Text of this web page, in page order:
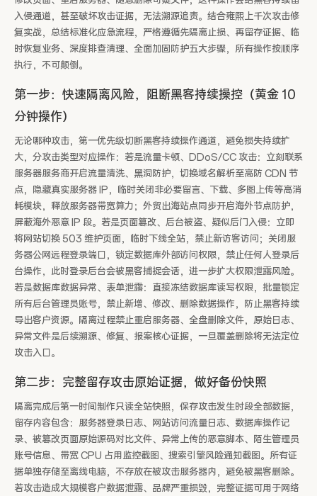
入侵通道，甚至破坏攻击证据，无法溯源追责。结合雍熙上千次攻击修
复实战，总结标准化应急流程，严格遵循先隔离止损、再留存证据、临
时恢复业务、深度排查清理、全面加固防护五大步骤，所有操作按顺序
执行，不可颠倒。
第一步：快速隔离风险，阻断黑客持续操控（黄金 10
分钟操作）
无论哪种攻击，第一优先级切断黑客持续操作通道，避免损失持续扩
大，分攻击类型对应操作：若是流量卡顿、DDoS/CC 攻击：立刻联系
服务器服务商开启流量清洗、黑洞防护，切换域名解析至高防 CDN 节
点，隐藏真实服务器 IP，临时关闭非必要留言、下载、多图上传等高消
耗模块，释放服务器带宽算力；外贸出海站点同步开启海外节点防护，
屏蔽海外恶意 IP 段。若是页面篡改、后台被盗、疑似后门入侵：立即
将网站切换 503 维护页面，临时下线全站，禁止新访客访问；关闭服
务器公网远程登录端口，锁定数据库外部访问权限，禁止任何人登录后
台操作，此时登录后台会被黑客捕捉会话，进一步扩大权限泄露风险。
若是数据库数据异常、表单泄露：直接冻结数据库读写权限，批量锁定
所有后台管理员账号，禁止新增、修改、删除数据操作，防止黑客持续
导出客户资源。隔离过程禁止重启服务器、全盘删除文件，原始日志、
异常文件是后续溯源、修复、报案核心证据，一旦覆盖删除将无法定位
攻击入口。
第二步：完整留存攻击原始证据，做好备份快照
隔离完成后第一时间制作只读全站快照，保存攻击发生时段全部数据，
留存内容包含：服务器登录日志、网站访问流量日志、数据库操作记
录、被篡改页面原始源码对比文件、异常上传的恶意脚本、陌生管理员
账号信息、带宽 CPU 占用监控截图、搜索引擎风险通知截图。所有证
据单独存储至离线电脑，不存放在被攻击服务器内，避免被黑客删除。
若攻击造成大规模客户数据泄露、品牌严重损毁，完整证据可用于网络